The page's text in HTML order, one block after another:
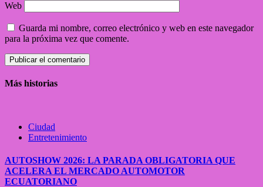
Web
Guarda mi nombre, correo electrónico y web en este navegador
para la próxima vez que comente.
Más historias
Ciudad
Entretenimiento
AUTOSHOW 2026: LA PARADA OBLIGATORIA QUE
ACELERA EL MERCADO AUTOMOTOR
ECUATORIANO